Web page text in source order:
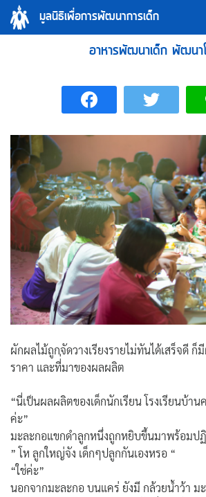
Skip
ค้นหา
สำหรับ:
มูลนิธิเพื่อการพัฒนาการเด็ก
อาหารพัฒนาเด็ก พัฒนา
ผักผลไม้ถูกจัดวางเรียงรายไม่ทันได้เสร็จดี ก็
ราคา และที่่มาของผลผลิต
“นี่เป็นผลผลิตของเด็กนักเรียน โรงเรียนบ้าน
ค่ะ”
มะละกอแขกดำลูกหนึ่งถูกหยิบขึ้นมาพร้อมป
” โห ลูกใหญ่จัง เด็กๆปลูกกันเองหรอ “
“ใช่ค่ะ”
นอกจากมะละกอ บนแคร่ ยังมี กล้วยน้ำว้า ม